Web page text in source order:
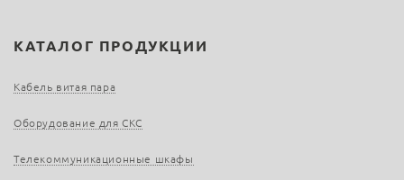
КАТАЛОГ ПРОДУКЦИИ
Кабель витая пара
Оборудование для СКС
Телекоммуникационные шкафы